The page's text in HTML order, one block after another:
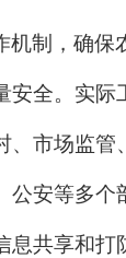
机制，确保
安全。实际
、市场监管
公安等多个
息共享和打